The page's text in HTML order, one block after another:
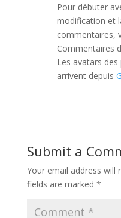
Pour débuter
modification et
commentaires,
Commentaires
Les avatars
arrivent depuis
Submit a
Your email address will
fields are marked *